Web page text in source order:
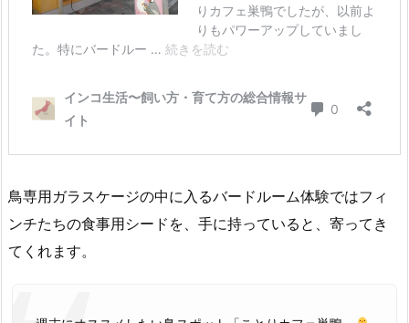
鳥専用ガラスケージの中に入るバードルーム体験ではフィ
ンチたちの食事用シードを、手に持っていると、寄ってき
てくれます。